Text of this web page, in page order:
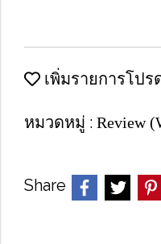
เพิ่มรายการโปร
หมวดหมู่ : Review
Share